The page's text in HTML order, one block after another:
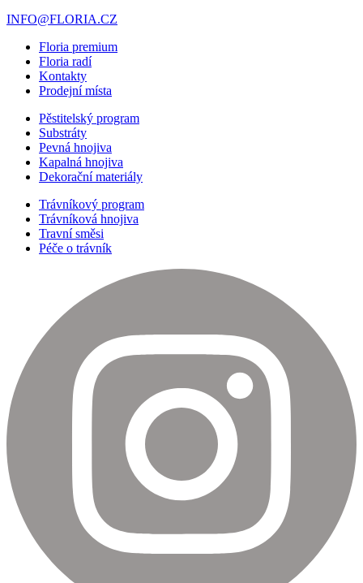
INFO@FLORIA.CZ
Floria premium
Floria radí
Kontakty
Prodejní místa
Pěstitelský program
Substráty
Pevná hnojiva
Kapalná hnojiva
Dekorační materiály
Trávníkový program
Trávníková hnojiva
Travní směsi
Péče o trávník